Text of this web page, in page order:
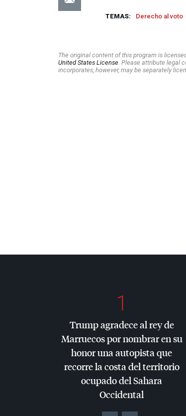
TEMAS: Derecho al voto
The original content of this program is
United States License . Please attribute legal
incorporates, however, may be separately
1
Trump agradece al rey de
Marruecos por nombrar en su
honor una autopista que
recorre la costa del territorio
ocupado del Sahara
Occidental